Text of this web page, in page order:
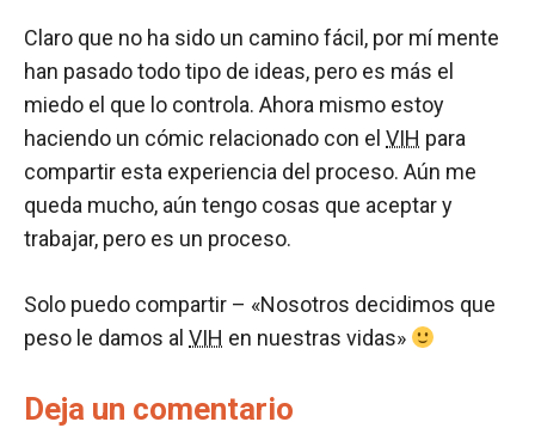
Claro que no ha sido un camino fácil, por mí mente
han pasado todo tipo de ideas, pero es más el
miedo el que lo controla. Ahora mismo estoy
haciendo un cómic relacionado con el VIH para
compartir esta experiencia del proceso. Aún me
queda mucho, aún tengo cosas que aceptar y
trabajar, pero es un proceso.
Solo puedo compartir – «Nosotros decidimos que
peso le damos al VIH en nuestras vidas»
Deja un comentario